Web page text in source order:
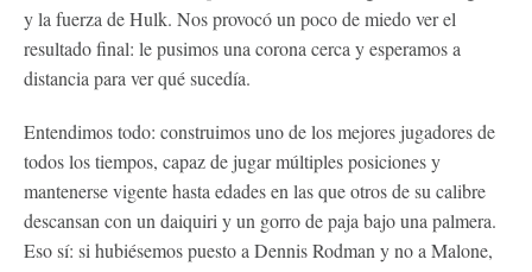
y la fuerza de Hulk. Nos provocó un poco de miedo ver el
resultado final: le pusimos una corona cerca y esperamos a
distancia para ver qué sucedía.
Entendimos todo: construimos uno de los mejores jugadores de
todos los tiempos, capaz de jugar múltiples posiciones y
mantenerse vigente hasta edades en las que otros de su calibre
descansan con un daiquiri y un gorro de paja bajo una palmera.
Eso sí: si hubiésemos puesto a Dennis Rodman y no a Malone,